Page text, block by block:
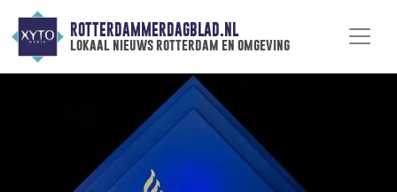
ROTTERDAMMERDAGBLAD.NL
lokaal nieuws rotterdam en omgeving